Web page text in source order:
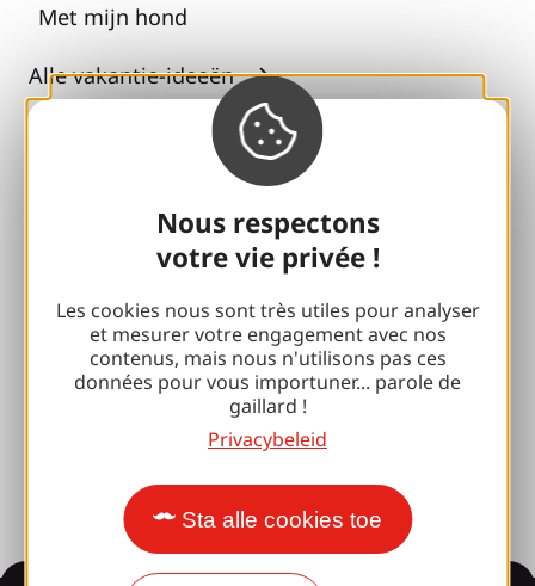
Nous respectons
votre vie privée !
Les cookies nous sont très utiles pour analyser
et mesurer votre engagement avec nos
contenus, mais nous n'utilisons pas ces
données pour vous importuner... parole de
gaillard !
Privacybeleid
Sta alle cookies toe
Met mijn hond
Alle vakantie-ideeën
Sport pauzes
100% Gaillard Club
Brive 100% Evenement
Fotobibliotheek